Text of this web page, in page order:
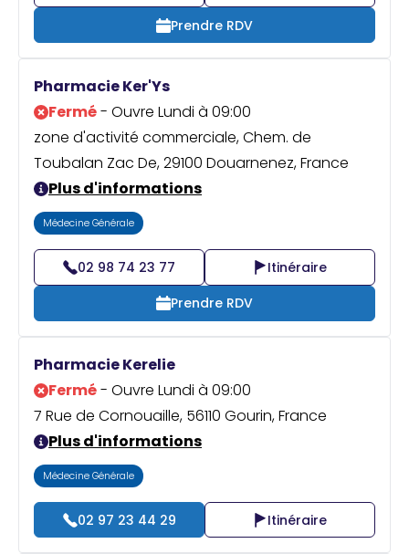
Prendre RDV
Pharmacie Ker'Ys
Fermé- Ouvre Lundi à 09:00
zone d'activité commerciale, Chem. de
Toubalan Zac De, 29100 Douarnenez, France
Plus d'informations
Médecine Générale
02 98 74 23 77
Itinéraire
Prendre RDV
Pharmacie Kerelie
Fermé- Ouvre Lundi à 09:00
7 Rue de Cornouaille, 56110 Gourin, France
Plus d'informations
Médecine Générale
02 97 23 44 29 Itinéraire